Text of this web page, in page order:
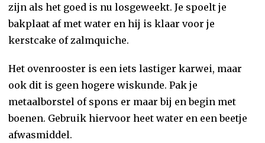
zijn als het goed is nu losgeweekt. Je spoelt je
bakplaat af met water en hij is klaar voor je
kerstcake of zalmquiche.
Het ovenrooster is een iets lastiger karwei, maar
ook dit is geen hogere wiskunde. Pak je
metaalborstel of spons er maar bij en begin met
boenen. Gebruik hiervoor heet water en een beetje
afwasmiddel.